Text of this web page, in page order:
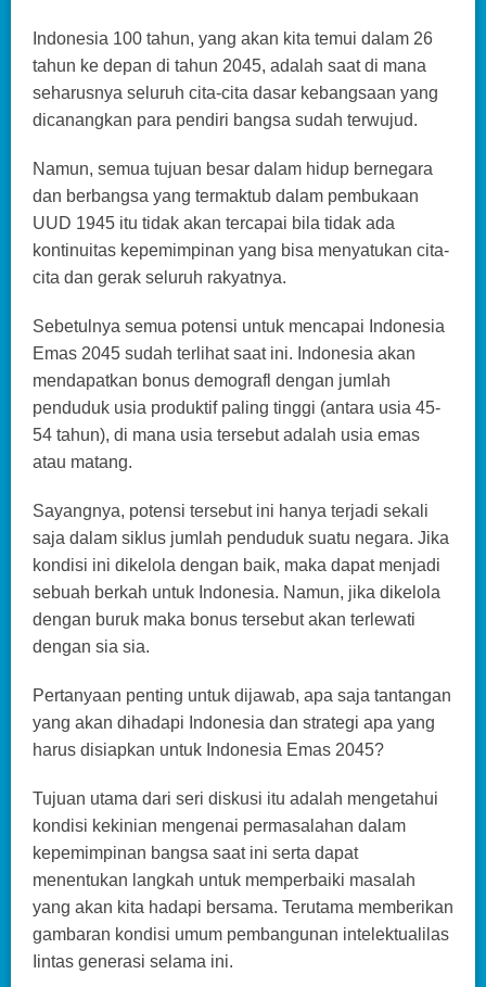
Indonesia 100 tahun, yang akan kita temui dalam 26
tahun ke depan di tahun 2045, adalah saat di mana
seharusnya seluruh cita-cita dasar kebangsaan yang
dicanangkan para pendiri bangsa sudah terwujud.
Namun, semua tujuan besar dalam hidup bernegara
dan berbangsa yang termaktub dalam pembukaan
UUD 1945 itu tidak akan tercapai bila tidak ada
kontinuitas kepemimpinan yang bisa menyatukan cita-
cita dan gerak seluruh rakyatnya.
Sebetulnya semua potensi untuk mencapai Indonesia
Emas 2045 sudah terlihat saat ini. Indonesia akan
mendapatkan bonus demografl dengan jumlah
penduduk usia produktif paling tinggi (antara usia 45-
54 tahun), di mana usia tersebut adalah usia emas
atau matang.
Sayangnya, potensi tersebut ini hanya terjadi sekali
saja dalam siklus jumlah penduduk suatu negara. Jika
kondisi ini dikelola dengan baik, maka dapat menjadi
sebuah berkah untuk Indonesia. Namun, jika dikelola
dengan buruk maka bonus tersebut akan terlewati
dengan sia sia.
Pertanyaan penting untuk dijawab, apa saja tantangan
yang akan dihadapi Indonesia dan strategi apa yang
harus disiapkan untuk Indonesia Emas 2045?
Tujuan utama dari seri diskusi itu adalah mengetahui
kondisi kekinian mengenai permasalahan dalam
kepemimpinan bangsa saat ini serta dapat
menentukan langkah untuk memperbaiki masalah
yang akan kita hadapi bersama. Terutama memberikan
gambaran kondisi umum pembangunan intelektualilas
Iintas generasi selama ini.